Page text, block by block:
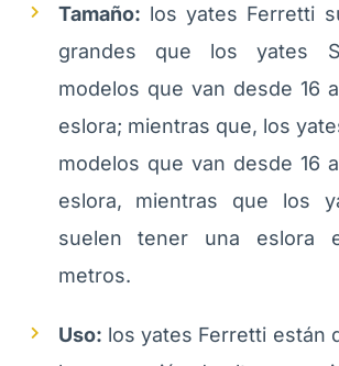
Tamaño: los yates Ferretti
grandes que los yates
modelos que van desde 16
eslora; mientras que, los
modelos que van desde 16
eslora, mientras que los
suelen tener una eslora
metros.
Uso: los yates Ferretti están